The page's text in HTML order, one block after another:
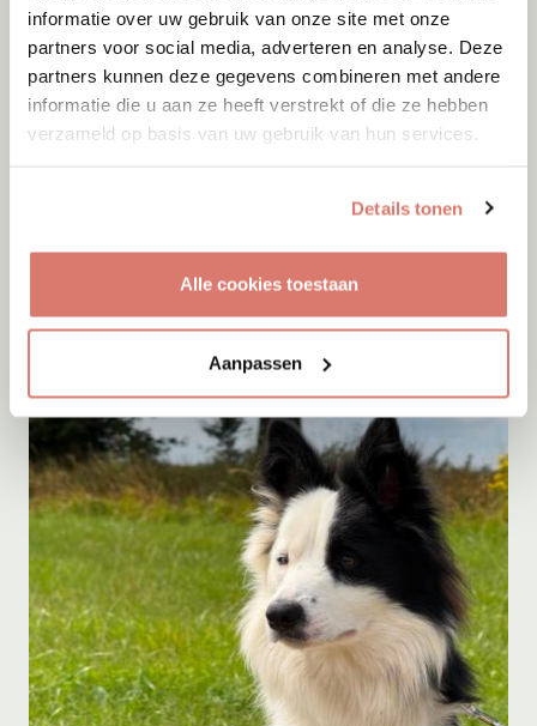
informatie over uw gebruik van onze site met onze
partners voor social media, adverteren en analyse. Deze
partners kunnen deze gegevens combineren met andere
informatie die u aan ze heeft verstrekt of die ze hebben
verzameld op basis van uw gebruik van hun services.
Details tonen
Alle cookies toestaan
Aanpassen
Spanje